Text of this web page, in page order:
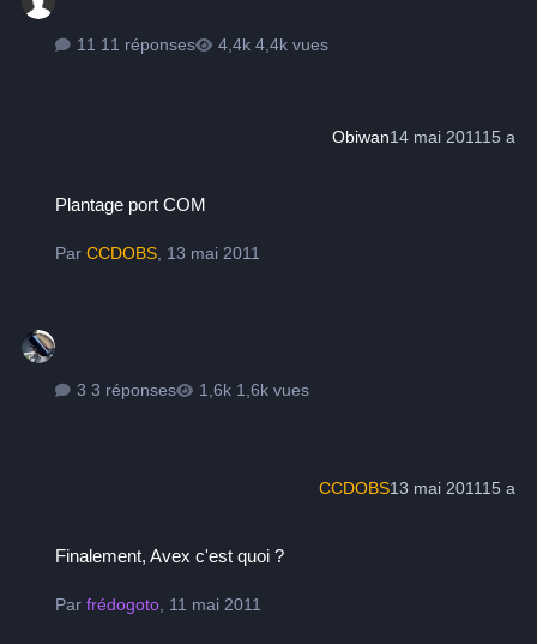
11 réponses 4,4k vues
Obiwan14 mai 201115 a
Plantage port COM
ParCCDOBS 13 mai 2011
3 réponses 1,6k vues
CCDOBS13 mai 201115 a
Finalement, Avex c'est quoi ?
Parfrédogoto 11 mai 2011